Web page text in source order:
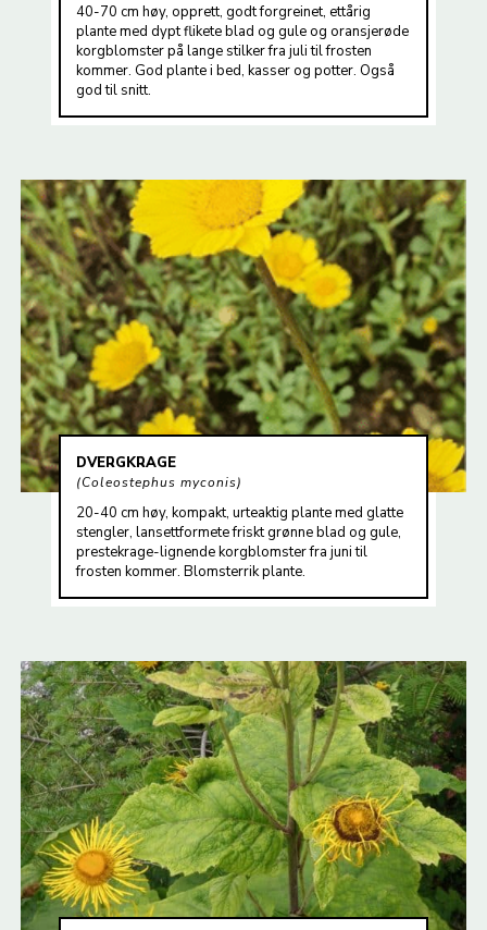
40-70 cm høy, opprett, godt forgreinet, ettårig
plante med dypt flikete blad og gule og oransjerøde
korgblomster på lange stilker fra juli til frosten
kommer. God plante i bed, kasser og potter. Også
god til snitt.
DVERGKRAGE
Coleostephus myconis
20-40 cm høy, kompakt, urteaktig plante med glatte
stengler, lansettformete friskt grønne blad og gule,
prestekrage-lignende korgblomster fra juni til
frosten kommer. Blomsterrik plante.